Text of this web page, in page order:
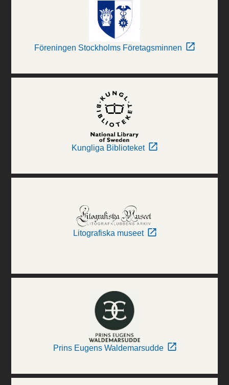
Föreningen Stockholms Företagsminnen
Kungliga Biblioteket
Litografiska museet
Prins Eugens Waldemarsudde